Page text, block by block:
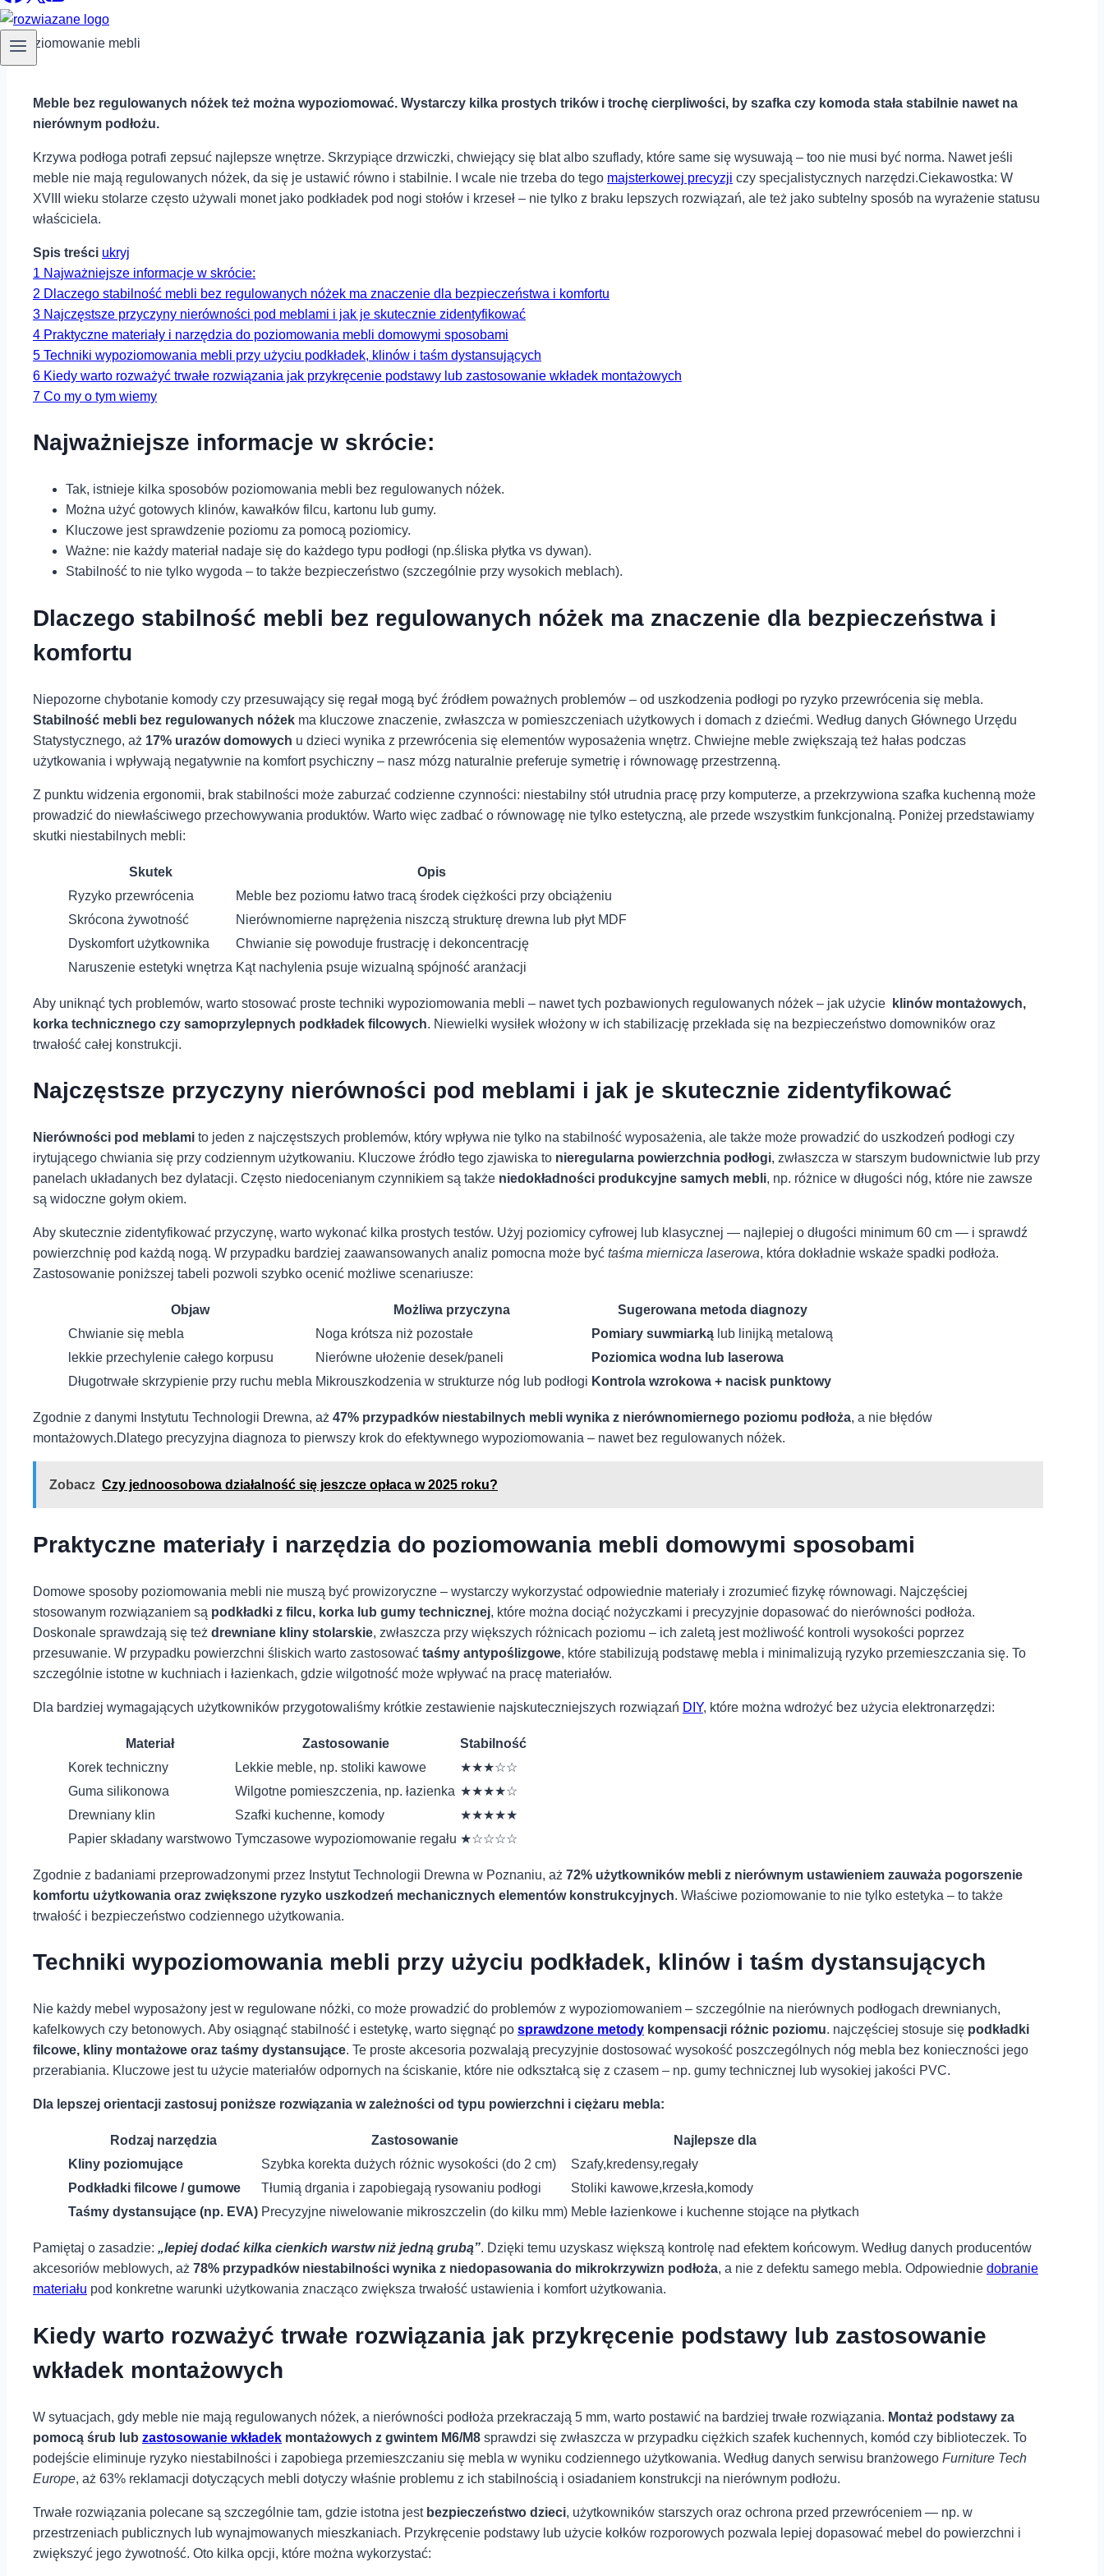
Meble bez regulowanych nóżek też⁢ można wypoziomować. Wystarczy kilka prostych ‍trików i trochę cierpliwości, by szafka czy komoda ⁤stała stabilnie nawet na ​
nierównym podłożu.
Krzywa podłoga potrafi ​zepsuć najlepsze wnętrze. Skrzypiące drzwiczki, chwiejący się ‌blat albo‍ szuflady, które same się wysuwają –‍ too nie‌ musi być ‍norma. Nawet jeśli
meble nie mają regulowanych nóżek, da się je‌ ustawić ⁢równo ⁢i stabilnie.‌ I wcale nie trzeba do⁢ tego‍ majsterkowej precyzji czy specjalistycznych narzędzi.Ciekawostka: W
XVIII wieku stolarze często używali monet jako podkładek pod nogi ‌stołów ‌i krzeseł – ⁤nie tylko⁣ z braku lepszych rozwiązań, ale też jako subtelny‍ sposób na wyrażenie statusu
właściciela.
Spis treści ukryj
1 Najważniejsze informacje w skrócie:
2 Dlaczego stabilność mebli bez regulowanych ⁣nóżek ma znaczenie dla bezpieczeństwa⁣ i komfortu
3 Najczęstsze ​przyczyny‍ nierówności pod meblami​ i jak je ⁤skutecznie zidentyfikować
4 Praktyczne materiały i ‍narzędzia ​do poziomowania mebli ‌domowymi sposobami
5 Techniki wypoziomowania mebli przy użyciu podkładek, klinów i taśm dystansujących
6 Kiedy warto rozważyć trwałe rozwiązania jak przykręcenie podstawy lub​ zastosowanie wkładek montażowych
7 Co my o tym wiemy
Najważniejsze informacje w skrócie:
Tak, istnieje kilka sposobów ⁢poziomowania mebli bez regulowanych nóżek.
Można użyć gotowych ⁢klinów, kawałków⁢ filcu, kartonu lub gumy.
Kluczowe jest sprawdzenie poziomu za pomocą poziomicy.
Ważne: nie każdy materiał nadaje ⁣się do ⁢każdego ‌typu podłogi (np.śliska płytka vs dywan).
Stabilność to nie tylko wygoda – to także⁢ bezpieczeństwo (szczególnie przy wysokich meblach).
Dlaczego stabilność mebli bez regulowanych ⁣nóżek ma znaczenie dla bezpieczeństwa⁣ i
komfortu
Niepozorne⁣ chybotanie komody czy przesuwający‍ się‍ regał mogą być ‌źródłem poważnych problemów​ – od uszkodzenia podłogi po ryzyko przewrócenia⁢ się mebla.
Stabilność mebli​ bez regulowanych nóżek ma kluczowe znaczenie, ‍zwłaszcza w pomieszczeniach użytkowych i domach z dziećmi. Według danych Głównego Urzędu
Statystycznego, aż 17% urazów domowych u dzieci wynika z⁢ przewrócenia‌ się​ elementów ‌wyposażenia wnętrz.‌ Chwiejne meble zwiększają‍ też ​hałas podczas
użytkowania ‌i wpływają negatywnie na komfort ​psychiczny – ‍nasz mózg naturalnie ‌preferuje symetrię i⁣ równowagę przestrzenną.
Z punktu widzenia⁢ ergonomii, brak stabilności ‍może zaburzać codzienne czynności: niestabilny ⁢stół utrudnia pracę przy komputerze, a przekrzywiona szafka ‍kuchenną⁢ może
prowadzić do ⁤niewłaściwego przechowywania produktów. Warto ⁣więc zadbać o równowagę nie tylko ‍estetyczną, ale przede ⁤wszystkim funkcjonalną. Poniżej ⁢przedstawiamy
⁣skutki niestabilnych mebli:
Skutek
Opis
Ryzyko ​przewrócenia
Meble‌ bez poziomu łatwo tracą środek ciężkości przy obciążeniu
Skrócona żywotność
Nierównomierne naprężenia niszczą strukturę drewna⁣ lub ⁢płyt MDF
Dyskomfort użytkownika
Chwianie się‍ powoduje ⁤frustrację ​i dekoncentrację
Naruszenie estetyki wnętrza Kąt ⁤nachylenia ​psuje wizualną ⁤spójność aranżacji
Aby uniknąć ⁤tych problemów, warto stosować proste ‍techniki wypoziomowania mebli ‌– nawet tych pozbawionych regulowanych ⁢nóżek – jak użycie ⁤
klinów montażowych,
korka technicznego czy samoprzylepnych podkładek filcowych. Niewielki wysiłek włożony w ich ⁢stabilizację przekłada​ się na bezpieczeństwo​ domowników oraz
trwałość całej konstrukcji.
Najczęstsze ​przyczyny‍ nierówności pod meblami​ i jak je ⁤skutecznie zidentyfikować
Nierówności pod meblami to jeden z ⁣najczęstszych problemów,⁤ który wpływa nie tylko ⁣na stabilność wyposażenia, ale także może prowadzić‍ do uszkodzeń podłogi czy
irytującego chwiania się ‍przy⁢ codziennym użytkowaniu. Kluczowe źródło tego zjawiska⁣ to nieregularna ‌powierzchnia podłogi, zwłaszcza w starszym budownictwie lub przy
panelach układanych bez dylatacji. Często niedocenianym czynnikiem są także niedokładności⁢ produkcyjne samych mebli, np. różnice w długości nóg, które nie zawsze
są widoczne gołym okiem.
Aby skutecznie zidentyfikować przyczynę, warto wykonać kilka prostych testów.⁢ Użyj poziomicy cyfrowej lub​ klasycznej — najlepiej o długości minimum 60 cm — i sprawdź
powierzchnię pod każdą nogą. W⁢ przypadku bardziej zaawansowanych analiz pomocna może być taśma ​miernicza laserowa, która dokładnie wskaże spadki podłoża.
Zastosowanie poniższej tabeli ⁣pozwoli szybko ocenić możliwe ⁣scenariusze:
Objaw Możliwa przyczyna
Sugerowana metoda diagnozy
Chwianie się mebla
Noga krótsza niż pozostałe Pomiary suwmiarką lub linijką metalową
lekkie przechylenie całego ‌korpusu
Nierówne ułożenie desek/paneli
Poziomica wodna lub laserowa
Długotrwałe skrzypienie⁣ przy ruchu mebla Mikrouszkodzenia w ‍strukturze nóg lub podłogi Kontrola wzrokowa + ⁤nacisk punktowy
Zgodnie z ⁢danymi Instytutu Technologii Drewna, aż 47%‍ przypadków ⁣niestabilnych mebli wynika z ⁣nierównomiernego ⁤poziomu podłoża, ⁤a nie błędów⁣
montażowych.Dlatego precyzyjna ‍diagnoza ‍to pierwszy krok do efektywnego wypoziomowania – nawet bez regulowanych nóżek.
Zobacz Czy jednoosobowa działalność się jeszcze opłaca w 2025 roku?
Praktyczne materiały i ‍narzędzia ​do poziomowania mebli ‌domowymi sposobami
Domowe sposoby poziomowania mebli nie muszą być prowizoryczne – wystarczy wykorzystać odpowiednie materiały ​i zrozumieć fizykę równowagi. Najczęściej
stosowanym rozwiązaniem są podkładki z filcu, korka lub gumy technicznej, które można ⁣dociąć nożyczkami i precyzyjnie dopasować do nierówności podłoża.
‍Doskonale sprawdzają się‌ też drewniane kliny stolarskie, zwłaszcza przy większych różnicach poziomu – ich zaletą​ jest możliwość kontroli wysokości poprzez
przesuwanie.⁣ W przypadku ‌powierzchni śliskich warto zastosować taśmy antypoślizgowe, które stabilizują podstawę mebla i minimalizują ryzyko przemieszczania się. To
szczególnie istotne w ‍kuchniach i łazienkach, gdzie wilgotność może wpływać na pracę materiałów.
Dla bardziej wymagających użytkowników ⁢przygotowaliśmy krótkie zestawienie najskuteczniejszych ⁢rozwiązań DIY, ‍które można ‍wdrożyć bez ⁤użycia elektronarzędzi:
Materiał Zastosowanie
Stabilność
Korek techniczny
Lekkie meble, np. stoliki kawowe
★★★☆☆
Guma silikonowa
Wilgotne pomieszczenia, np.⁤ łazienka ★★★★☆
Drewniany klin
Szafki kuchenne, komody
★★★★★
Papier składany warstwowo Tymczasowe​ wypoziomowanie regału ★☆☆☆☆
Zgodnie z badaniami przeprowadzonymi przez Instytut Technologii Drewna w Poznaniu, aż 72% użytkowników mebli z ‌nierównym ‍ustawieniem zauważa pogorszenie
komfortu użytkowania oraz zwiększone⁤ ryzyko uszkodzeń ‍mechanicznych elementów ⁤konstrukcyjnych. Właściwe poziomowanie to‌ nie tylko estetyka –‍ to ​także
trwałość i bezpieczeństwo codziennego użytkowania.
Techniki wypoziomowania mebli przy użyciu podkładek, klinów i taśm dystansujących
Nie każdy mebel wyposażony jest ⁣w regulowane ‌nóżki, co‌ może prowadzić do ‌problemów z wypoziomowaniem – szczególnie na nierównych podłogach drewnianych,‌
kafelkowych czy betonowych.⁢ Aby osiągnąć stabilność i estetykę, warto sięgnąć⁢ po sprawdzone metody ⁣kompensacji różnic poziomu. najczęściej⁤ stosuje się podkładki
⁤filcowe, kliny montażowe oraz taśmy dystansujące. Te ⁤proste akcesoria pozwalają precyzyjnie dostosować wysokość poszczególnych‌ nóg mebla bez konieczności ⁢jego
przerabiania. Kluczowe jest tu użycie‍ materiałów odpornych na ściskanie, które ⁤nie odkształcą się z czasem – np. gumy technicznej lub wysokiej jakości PVC.
Dla lepszej orientacji zastosuj poniższe ⁢rozwiązania w zależności od⁤ typu powierzchni i ciężaru mebla:
Rodzaj narzędzia Zastosowanie
Najlepsze dla
Kliny poziomujące
Szybka korekta⁢ dużych różnic wysokości (do 2 cm)
Szafy,kredensy,regały
Podkładki ‍filcowe / gumowe
Tłumią drgania i ⁢zapobiegają rysowaniu podłogi
Stoliki kawowe,krzesła,komody
Taśmy ⁣dystansujące (np. EVA) Precyzyjne ⁢niwelowanie mikroszczelin (do kilku mm) Meble łazienkowe i kuchenne stojące na płytkach
Pamiętaj o zasadzie: „lepiej dodać kilka cienkich warstw niż jedną grubą”. Dzięki temu uzyskasz większą kontrolę nad⁢ efektem końcowym. ⁤Według danych ​producentów⁤
akcesoriów meblowych, aż 78% przypadków niestabilności wynika⁢ z niedopasowania do mikrokrzywizn podłoża, a ‍nie‍ z defektu ⁤samego mebla. Odpowiednie dobranie
materiału pod konkretne warunki użytkowania znacząco⁤ zwiększa trwałość ustawienia⁣ i⁢ komfort‍ użytkowania.
Kiedy warto rozważyć trwałe rozwiązania jak przykręcenie podstawy lub​ zastosowanie
wkładek montażowych
W sytuacjach, gdy ‍meble nie mają regulowanych nóżek, a nierówności ⁣podłoża przekraczają​ 5 ⁢mm, ‌warto postawić na bardziej⁤ trwałe rozwiązania. Montaż podstawy za⁢
pomocą śrub lub zastosowanie wkładek montażowych z gwintem M6/M8 sprawdzi się‍ zwłaszcza w przypadku ciężkich szafek kuchennych, komód czy biblioteczek.‍ To
podejście eliminuje ryzyko​ niestabilności i zapobiega przemieszczaniu się mebla w wyniku codziennego użytkowania. Według danych serwisu branżowego Furniture⁣ Tech
Europe,​ aż ‍63% reklamacji ‍dotyczących mebli dotyczy właśnie⁣ problemu ⁤z ich stabilnością ‌i osiadaniem konstrukcji ‌na nierównym podłożu.
Trwałe rozwiązania polecane są szczególnie⁢ tam, gdzie istotna jest bezpieczeństwo dzieci, użytkowników starszych oraz⁣ ochrona przed‍ przewróceniem —⁣ np. w
przestrzeniach⁤ publicznych lub wynajmowanych mieszkaniach. Przykręcenie podstawy lub użycie kołków rozporowych pozwala lepiej dopasować mebel⁣ do powierzchni i
zwiększyć jego żywotność. Oto kilka opcji, ‍które można wykorzystać: